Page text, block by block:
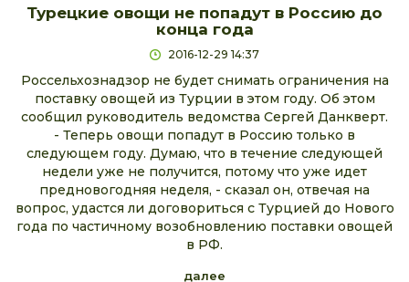
Турецкие овощи не попадут в Россию до
конца года
2016-12-29 14:37
Россельхознадзор не будет снимать ограничения на
поставку овощей из Турции в этом году. Об этом
сообщил руководитель ведомства Сергей Данкверт.
- Теперь овощи попадут в Россию только в
следующем году. Думаю, что в течение следующей
недели уже не получится, потому что уже идет
предновогодняя неделя, - сказал он, отвечая на
вопрос, удастся ли договориться с Турцией до Нового
года по частичному возобновлению поставки овощей
в РФ.
далее